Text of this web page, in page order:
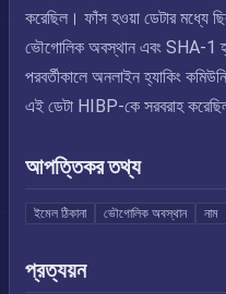
করেছিল। ফাঁস হওয়া ডেটার মধ্যে
ভৌগোলিক অবস্থান এবং SHA-1
পরবর্তীকালে অনলাইন হ্যাকিং
এই ডেটা HIBP-কে সরবরাহ
আপত্তিকর তথ্য
ইমেল ঠিকানা ভৌগোলিক অবস্থান নাম
প্রত্যয়ন